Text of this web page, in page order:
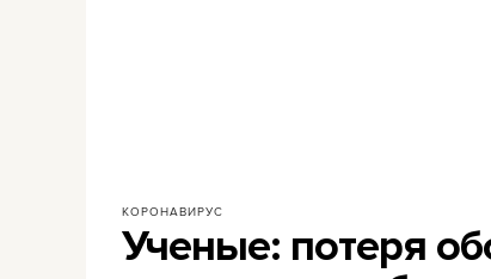
КОРОНАВИРУС
Ученые: потеря